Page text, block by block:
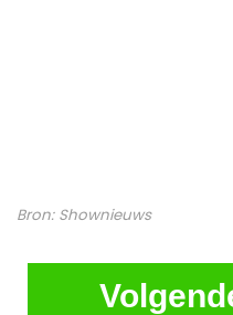
Bron: Shownieuws